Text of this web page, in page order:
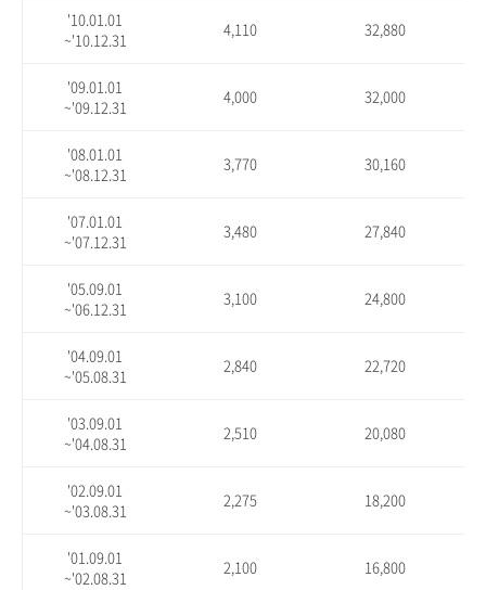
'10.01.01
~'10.12.31
4,110 32,880
'09.01.01
~'09.12.31
4,000 32,000
'08.01.01
~'08.12.31
3,770 30,160
'07.01.01
~'07.12.31
3,480 27,840
'05.09.01
~'06.12.31
3,100 24,800
'04.09.01
~'05.08.31
2,840 22,720
'03.09.01
~'04.08.31
2,510 20,080
'02.09.01
~'03.08.31
2,275 18,200
'01.09.01
~'02.08.31
2,100 16,800